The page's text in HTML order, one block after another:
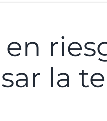
la